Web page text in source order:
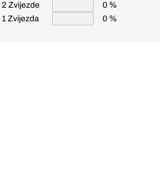
2 Zvijezde
0 %
1 Zvijezda
0 %